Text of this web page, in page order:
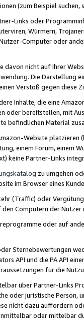
(zum Beispiel
Links oder
Würmern,
Computer oder
davon nicht auf Ihrer
Die Darstellung
Verstoß gegen diese
Inhalte, die eine
oder bereitstellen, mit
befindlichen Material
Website
einem Forum, einem
keine Partner-Links
zu umgehen
im Browser eines
(Traffic) oder
Computern der
oder auf
Sternebewertungen
API und die PA API
für die
über Partner-Links
oder juristische
nicht dazu auffordern
oder mittelbar